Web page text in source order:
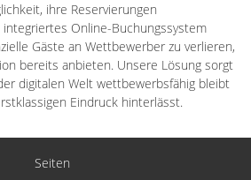
ihre Reservierungen
Online-Buchungssystem
Gäste an Wettbewerber zu verlieren,
bereits anbieten. Unsere Lösung sorgt
digitalen Welt wettbewerbsfähig bleibt
Eindruck hinterlässt.
Seiten